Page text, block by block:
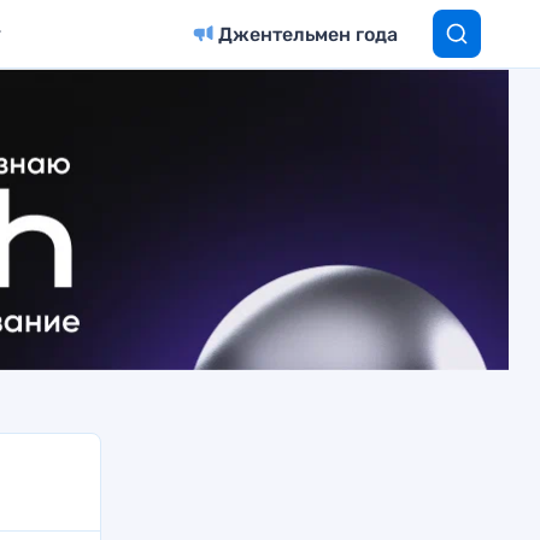
Джентельмен года